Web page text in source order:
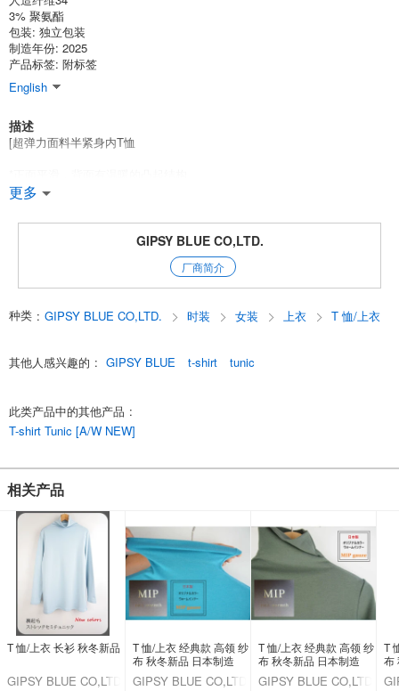
3% 聚氨酯
包装: 独立包装
制造年份: 2025
产品标签: 附标签
English
描述
[超弹力面料半紧身内T恤
反面具有温暖的磨毛质感。
增加了人造丝比例，给皮肤带来舒适光滑的触感，并具有舒适的弹性和伸
高针裁剪内衣，手感舒适顺滑，弹性十足。
长度比一般内衣更长、
穿着舒适。
半蓬松的长度，造型流畅。
*有弹性有
*衬里：无
可手洗
English
更多
GIPSY BLUE CO,LTD.
厂商简介
种类 : GIPSY BLUE CO,LTD. 时装 女装 上衣 T 恤/上衣
其他人感兴趣的 : GIPSY BLUE t-shirt tunic
此类产品中的其他产品 :
T-shirt Tunic [A/W NEW]
相关产品
T 恤/上衣 长衫 秋冬新品
GIPSY BLUE CO,LTD.
T 恤/上衣 经典款 高领 纱
布 秋冬新品 日本制造
GIPSY BLUE CO,LTD.
T 恤/上衣 经典款 高领 纱
布 秋冬新品 日本制造
GIPSY BLUE CO,LTD.
T
布